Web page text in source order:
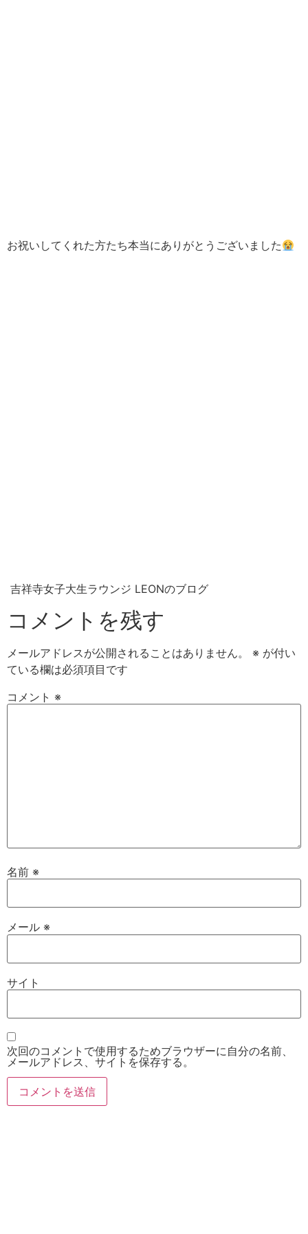
お祝いしてくれた方たち本当にありがとうございました
吉祥寺女子大生ラウンジ LEONのブログ
コメントを残す
メールアドレスが公開されることはありません。 ※ が付い
ている欄は必須項目です
コメント ※
名前 ※
メール ※
サイト
次回のコメントで使用するためブラウザーに自分の名前、
メールアドレス、サイトを保存する。